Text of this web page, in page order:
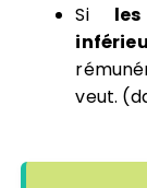
Si
veut.